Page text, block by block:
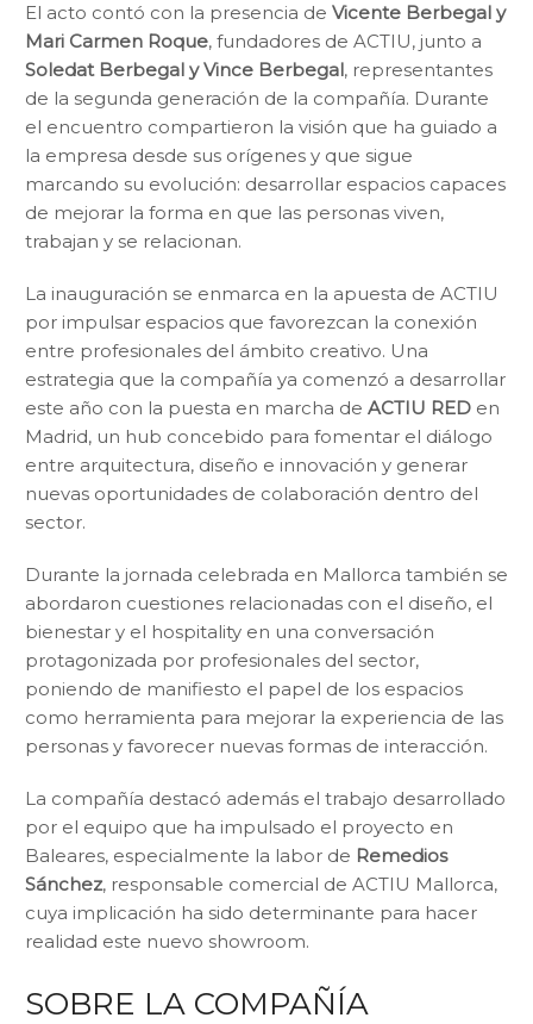
El acto contó con la presencia de Vicente Berbegal y
Mari Carmen Roque, fundadores de ACTIU, junto a
Soledat Berbegal y Vince Berbegal, representantes
de la segunda generación de la compañía. Durante
el encuentro compartieron la visión que ha guiado a
la empresa desde sus orígenes y que sigue
marcando su evolución: desarrollar espacios capaces
de mejorar la forma en que las personas viven,
trabajan y se relacionan.
La inauguración se enmarca en la apuesta de ACTIU
por impulsar espacios que favorezcan la conexión
entre profesionales del ámbito creativo. Una
estrategia que la compañía ya comenzó a desarrollar
este año con la puesta en marcha de ACTIU RED en
Madrid, un hub concebido para fomentar el diálogo
entre arquitectura, diseño e innovación y generar
nuevas oportunidades de colaboración dentro del
sector.
Durante la jornada celebrada en Mallorca también se
abordaron cuestiones relacionadas con el diseño, el
bienestar y el hospitality en una conversación
protagonizada por profesionales del sector,
poniendo de manifiesto el papel de los espacios
como herramienta para mejorar la experiencia de las
personas y favorecer nuevas formas de interacción.
La compañía destacó además el trabajo desarrollado
por el equipo que ha impulsado el proyecto en
Baleares, especialmente la labor de Remedios
Sánchez, responsable comercial de ACTIU Mallorca,
cuya implicación ha sido determinante para hacer
realidad este nuevo showroom.
SOBRE LA COMPAÑÍA